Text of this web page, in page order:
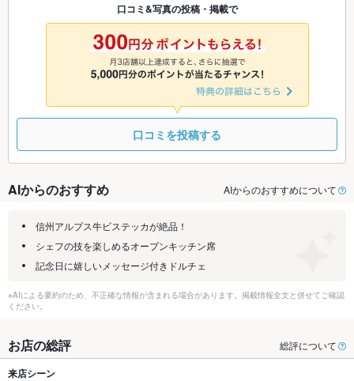
◎ ◎ ◎
9/6
◎
9/7
◎
9/8
◎
口コミ&写真の投稿・掲載で
口コミを投稿する
AIからのおすすめ AIからのおすすめについて
信州アルプス牛ビステッカが絶品！
シェフの技を楽しめるオープンキッチン席
記念日に嬉しいメッセージ付きドルチェ
※AIによる要約のため、不正確な情報が含まれる場合があります。掲載情報全文と併せてご確認
ください。
お店の総評 総評について
来店シーン